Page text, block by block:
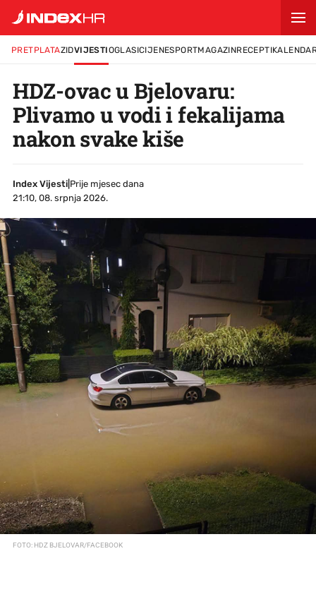
PRETPLATAZIDVIJESTIOGLASICIJENESPORTMAGAZINRECEPTI
HDZ-ovac u Bjelovaru:
Plivamo u vodi i fekalijama
nakon svake kiše
Index Vijesti
Prije mjesec dana
21:10, 08. srpnja 2026.
FOTO: HDZ BJELOVAR/FACEBOOK